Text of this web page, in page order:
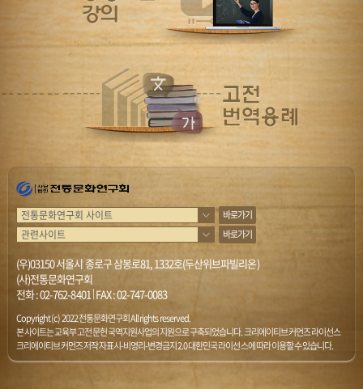
바로가기
바로가기
(우)03150 서울시 종로구 삼봉로81, 1332호(두산위브파빌리온)
(사)전통문화연구회
전화 :02-762-8401|FAX : 02-747-0083
Copyright (c) 2022 전통문화연구회 All rights reserved.
본 사이트는 교육부 고전문헌 국역지원사업의 지원으로 구축되었습니다. 크리에이티브 커먼즈 라이선스
크리에이티브 커먼즈 저작자표시-비영리-변경금지 2.0 대한민국 라이선스에 따라 이용할 수 있습니다.